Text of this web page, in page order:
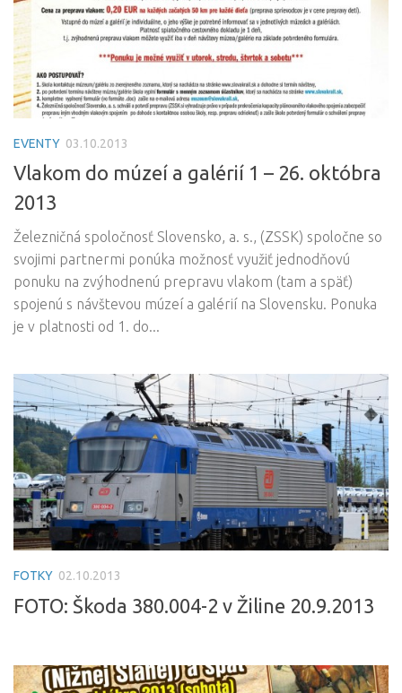
EVENTY 03.10.2013
Vlakom do múzeí a galérií 1 – 26. októbra
2013
Železničná spoločnosť Slovensko, a. s., (ZSSK) spoločne so
svojimi partnermi ponúka možnosť využiť jednodňovú
ponuku na zvýhodnenú prepravu vlakom (tam a späť)
spojenú s návštevou múzeí a galérií na Slovensku. Ponuka
je v platnosti od 1. do...
FOTKY 02.10.2013
FOTO: Škoda 380.004-2 v Žiline 20.9.2013